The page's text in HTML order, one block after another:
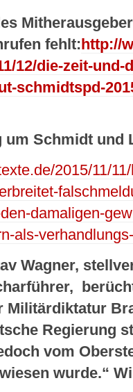
fehlt: http://
12/die-zeit-und-
schmidtspd-
um Schmidt und
2015/11/
damaligen-
als-
Wagner,
Militärdiktatur
Regierung
vom
wurde.“